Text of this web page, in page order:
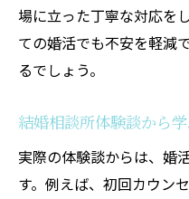
場に立った丁寧な対応を
ての婚活でも不安を軽減
るでしょう。
結婚相談所体験談から
実際の体験談からは、婚
す。例えば、初回カウン